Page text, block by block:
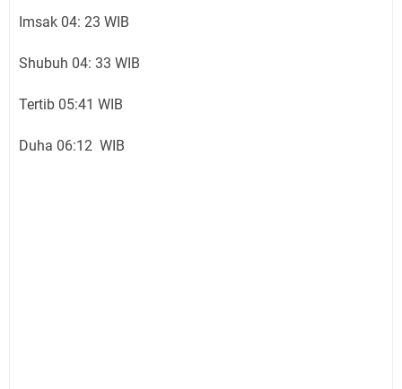
Imsak 04: 23 WIB
Shubuh 04: 33 WIB
Tertib 05:41 WIB
Duha 06:12 WIB